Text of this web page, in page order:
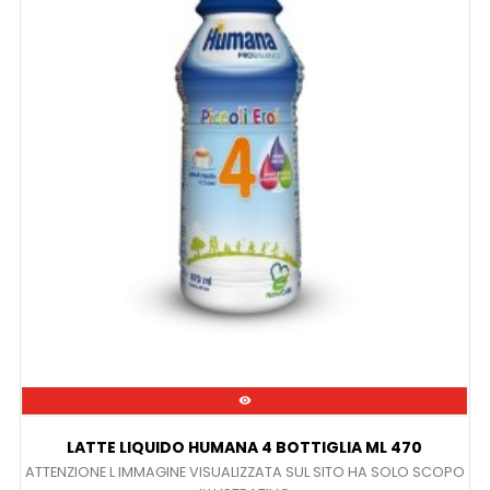

LATTE LIQUIDO HUMANA 4 BOTTIGLIA ML 470
ATTENZIONE L IMMAGINE VISUALIZZATA SUL SITO HA SOLO SCOPO